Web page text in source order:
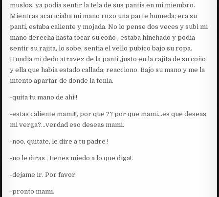
muslos, ya podia sentir la tela de sus pantis en mi miembro.
Mientras acariciaba mi mano rozo una parte humeda; era su
panti, estaba caliente y mojada. No lo pense dos veces y subi mi
mano derecha hasta tocar su coño ; estaba hinchado y podia
sentir su rajita, lo sobe, sentia el vello pubico bajo su ropa.
Hundia mi dedo atravez de la panti ,justo en la rajita de su coño
y ella que habia estado callada; reacciono. Bajo su mano y me la
intento apartar de donde la tenia.
-quita tu mano de ahi!!
-estas caliente mami!!, por que ?? por que mami…es que deseas
mi verga?…verdad eso deseas mami.
-noo, quitate, le dire a tu padre !
-no le diras , tienes miedo a lo que diga!.
-dejame ir. Por favor.
-pronto mami.